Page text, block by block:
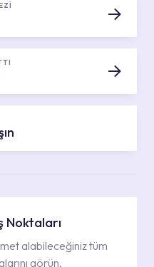
Noktaları
alabileceğiniz tüm
görün.